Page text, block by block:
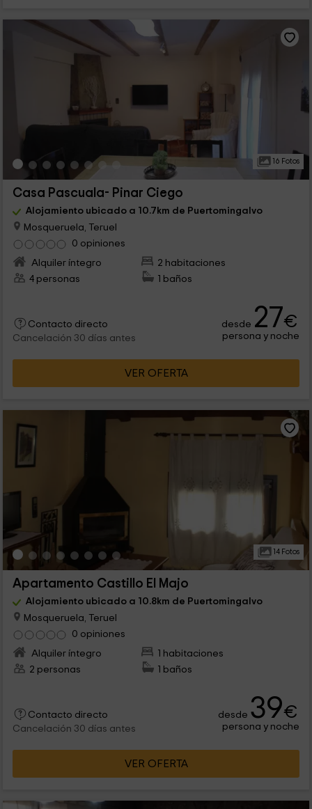
16 Fotos
Casa Pascuala- Pinar Ciego
Alojamiento ubicado a 10.7km de Puertomingalvo
Mosqueruela, Teruel
0 opiniones
Alquiler íntegro
2 habitaciones
4 personas
1 baños
Contacto directo
Cancelación 30 días antes
desde 27€
persona y noche
VER OFERTA
14 Fotos
Apartamento Castillo El Majo
Alojamiento ubicado a 10.8km de Puertomingalvo
Mosqueruela, Teruel
0 opiniones
Alquiler íntegro
1 habitaciones
2 personas
1 baños
Contacto directo
Cancelación 30 días antes
desde 39€
persona y noche
VER OFERTA